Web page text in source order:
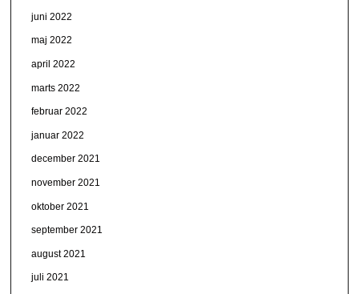
juni 2022
maj 2022
april 2022
marts 2022
februar 2022
januar 2022
december 2021
november 2021
oktober 2021
september 2021
august 2021
juli 2021